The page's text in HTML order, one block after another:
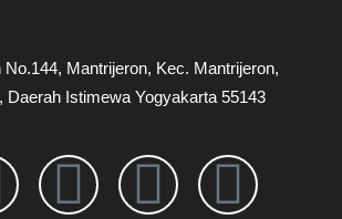
Mantrijeron, Kec. Mantrijeron,
Daerah Istimewa Yogyakarta 55143